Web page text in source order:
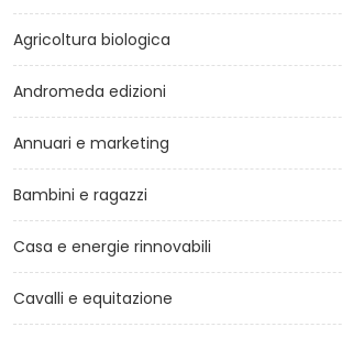
Agricoltura biologica
Andromeda edizioni
Annuari e marketing
Bambini e ragazzi
Casa e energie rinnovabili
Cavalli e equitazione